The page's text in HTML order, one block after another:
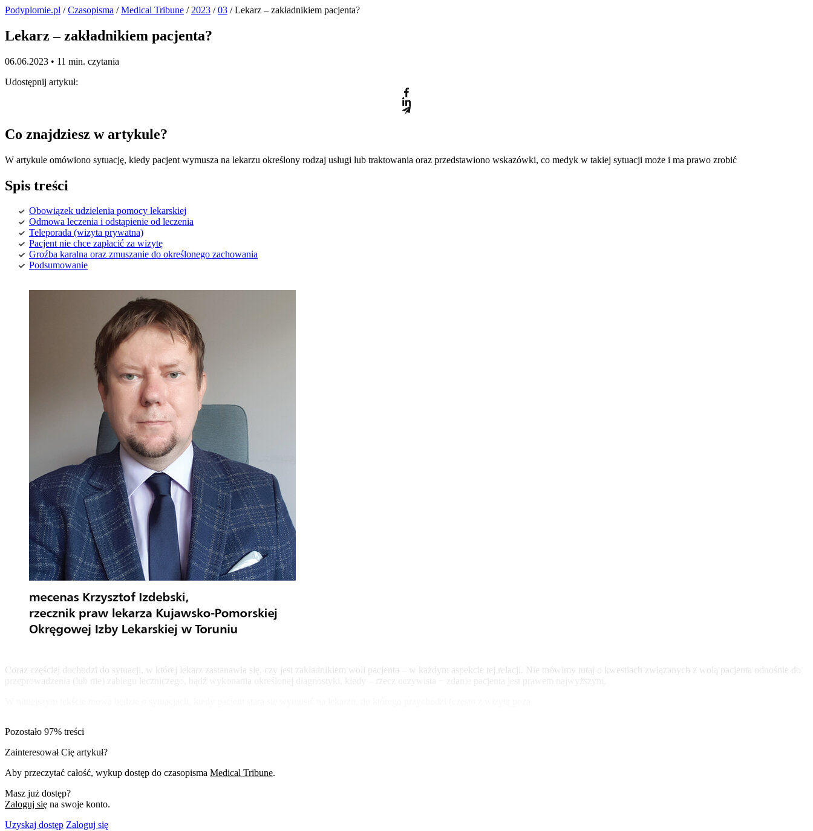
Podyplomie.pl /Czasopisma /Medical Tribune / 2023 /03 / Lekarz – zakładnikiem pacjenta?
Lekarz – zakładnikiem pacjenta?
06.06.2023 • 11 min. czytania
Udostępnij artykuł:
Co znajdziesz w artykule?
W artykule omówiono sytuację, kiedy pacjent wymusza na lekarzu określony rodzaj usługi lub traktowania oraz przedstawiono wskazówki, co medyk w takiej sytuacji może i ma prawo zrobić
Spis treści
Obowiązek udzielenia pomocy lekarskiej
Odmowa leczenia i odstąpienie od leczenia
Teleporada (wizyta prywatna)
Pacjent nie chce zapłacić za wizytę
Groźba karalna oraz zmuszanie do określonego zachowania
Podsumowanie
Coraz częściej dochodzi do sytuacji, w której lekarz zastanawia się, czy jest zakładnikiem woli pacjenta – w każdym aspekcie tej relacji. Nie mówimy tutaj o kwestiach związanych z wolą pacjenta odnośnie do
przeprowadzenia (lub nie) zabiegu leczniczego, bądź wykonania określonej diagnostyki, kiedy – rzecz oczywista − zdanie pacjenta jest prawem najwyższym.
Pozostało 97% treści
Zainteresował Cię artykuł?
Aby przeczytać całość, wykup dostęp do czasopisma Medical Tribune.
Masz już dostęp?
Zaloguj się na swoje konto.
Uzyskaj dostęp Zaloguj się